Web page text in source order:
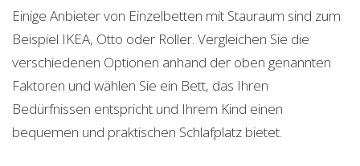
Einige Anbieter von Einzelbetten mit Stauraum sind zum
Beispiel IKEA, Otto oder Roller. Vergleichen Sie die
verschiedenen Optionen anhand der oben genannten
Faktoren und wählen Sie ein Bett, das Ihren
Bedürfnissen entspricht und Ihrem Kind einen
bequemen und praktischen Schlafplatz bietet.